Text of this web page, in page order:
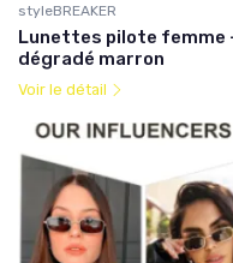
styleBREAKER
Lunettes pilote femme
dégradé marron
Voir le détail